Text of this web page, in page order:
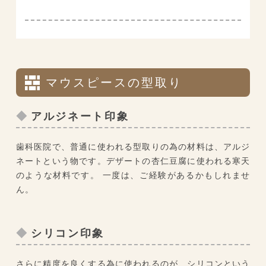
マウスピースの型取り
アルジネート印象
歯科医院で、普通に使われる型取りの為の材料は、アルジ
ネートという物です。デザートの杏仁豆腐に使われる寒天
のような材料です。 一度は、ご経験があるかもしれませ
ん。
シリコン印象
さらに精度を良くする為に使われるのが、シリコンという